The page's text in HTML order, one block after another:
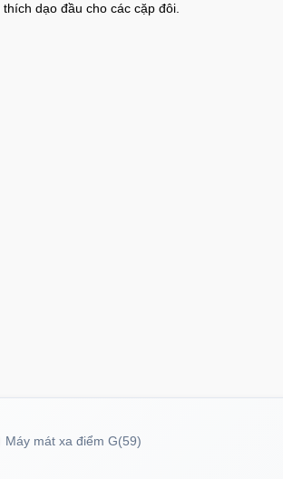
dạo đầu cho các cặp đôi.
Máy mát xa điểm G(59)